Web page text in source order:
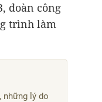
đoàn công
trình làm
những lý do